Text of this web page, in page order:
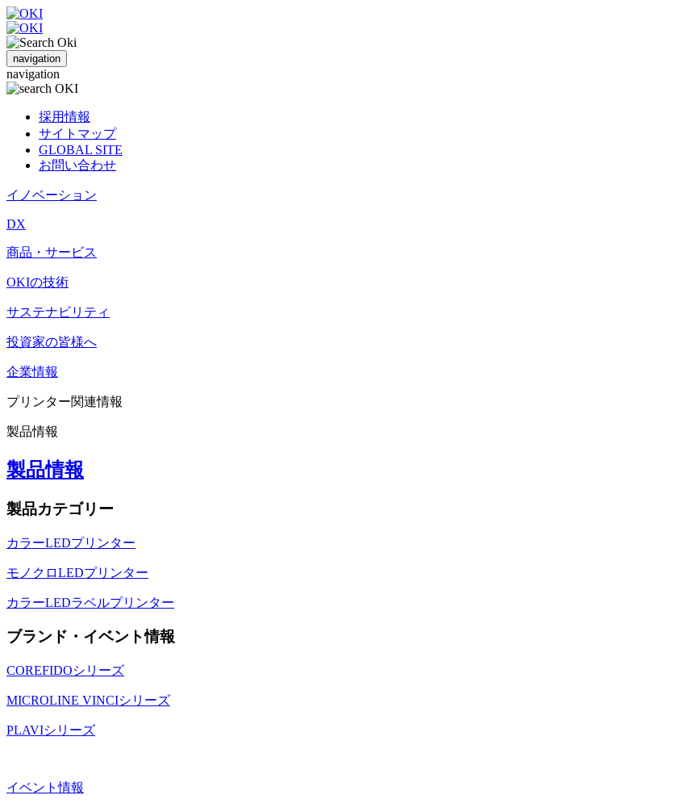
navigation
navigation
採用情報
サイトマップ
GLOBAL SITE
お問い合わせ
イノベーション
DX
商品・サービス
OKIの技術
サステナビリティ
投資家の皆様へ
企業情報
プリンター関連情報
製品情報
製品情報
製品カテゴリー
カラーLEDプリンター
モノクロLEDプリンター
カラーLEDラベルプリンター
ブランド・イベント情報
COREFIDOシリーズ
MICROLINE VINCIシリーズ
PLAVIシリーズ
イベント情報